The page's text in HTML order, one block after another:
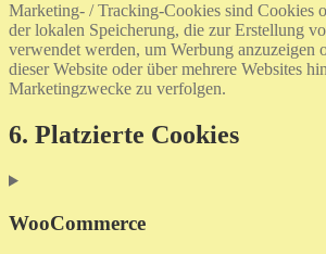
Marketing- / Tracking-Cookies sind Cookies
der lokalen Speicherung, die zur Erstellung
verwendet werden, um Werbung anzuzeigen
dieser Website oder über mehrere Websites
Marketingzwecke zu verfolgen.
6. Platzierte Cookies
WooCommerce